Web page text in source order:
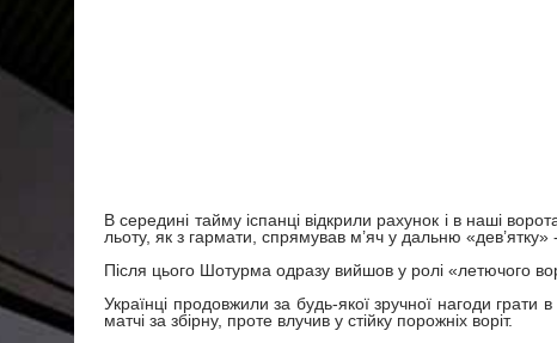
В середині тайму іспанці відкрили рахунок і в наші
льоту, як з гармати, спрямував м’яч у дальню
Після цього Шотурма одразу вийшов у ролі «летючого
Українці продовжили за будь-якої зручної нагоди
матчі за збірну, проте влучив у стійку порожніх воріт.